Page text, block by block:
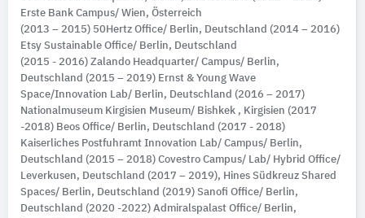
Erste Bank Campus/ Wien, Österreich
(2013 – 2015) 50Hertz Office/ Berlin, Deutschland (2014 – 2016)
Etsy Sustainable Office/ Berlin, Deutschland
(2015 - 2016) Zalando Headquarter/ Campus/ Berlin,
Deutschland (2015 – 2019) Ernst & Young Wave
Space/Innovation Lab/ Berlin, Deutschland (2016 – 2017)
Nationalmuseum Kirgisien Museum/ Bishkek , Kirgisien (2017
-2018) Beos Office/ Berlin, Deutschland (2017 - 2018)
Kaiserliches Postfuhramt Innovation Lab/ Campus/ Berlin,
Deutschland (2015 – 2018) Covestro Campus/ Lab/ Hybrid Office/
Leverkusen, Deutschland (2017 – 2019), Hines Südkreuz Shared
Spaces/ Berlin, Deutschland (2019) Sanofi Office/ Berlin,
Deutschland (2020 -2022) Admiralspalast Office/ Berlin,